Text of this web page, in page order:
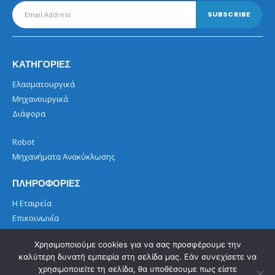
ΚΑΤΗΓΟΡΙΕΣ
Ελασματουργικά
Μηχανουργικά
Διάφορα
Robot
Μηχανήματα Ανακύκλωσης
ΠΛΗΡΟΦΟΡΙΕΣ
Η Εταιρεία
Επικοινωνία
Όροι Χρήσης
Χρησιμοποιούμε cookies για να σας προσφέρουμε την
καλύτερη δυνατή εμπειρία στη σελίδα μας. Εάν συνεχίσετε να
χρησιμοποιείτε τη σελίδα, θα υποθέσουμε πως είστε